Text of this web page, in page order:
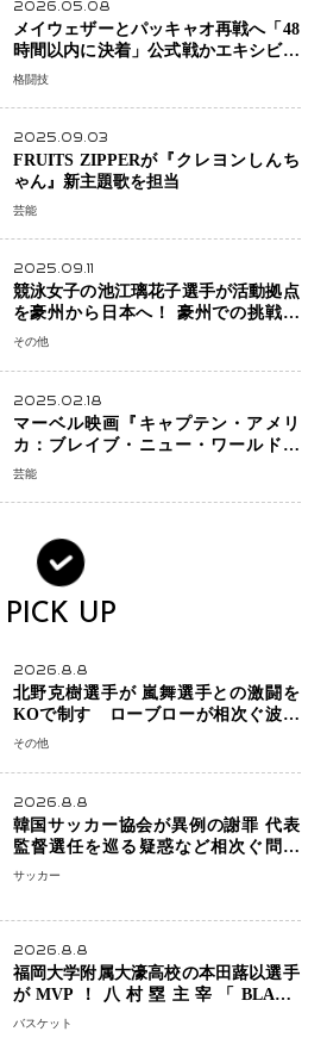
2026.05.08
メイウェザーとパッキャオ再戦へ「48
時間以内に決着」公式戦かエキシビシ
ョンか混迷続く
格闘技
2025.09.03
FRUITS ZIPPERが『クレヨンしんち
ゃん』新主題歌を担当
芸能
2025.09.11
競泳女子の池江璃花子選手が活動拠点
を豪州から日本へ！ 豪州での挑戦を
糧に、28年ロサンゼルス五輪へ再始動
その他
2025.02.18
マーベル映画『キャプテン・アメリ
カ：ブレイブ・ニュー・ワールド』
新ブラック・ウィドウ役のシラ・ハー
芸能
PICK UP
2026.8.8
北野克樹選手が 嵐舞選手との激闘を
KOで制す ローブローが相次ぐ波乱
の展開…涙の勝利「生まれてくる娘の
その他
2026.8.8
韓国サッカー協会が異例の謝罪 代表
監督選任を巡る疑惑など相次ぐ問題
「組織の刷新」誓う
サッカー
2026.8.8
福岡大学附属大濠高校の本田蕗以選手
がMVP！八村塁主宰「BLACK
SAMURAI SUMMIT 2026」で存在
バスケット